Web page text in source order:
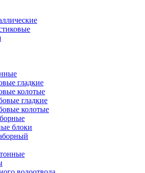
гладкие
колотые
гладкие
колотые
блоки